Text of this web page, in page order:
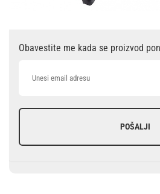
Obavestite me kada se proizvod
POŠALJI